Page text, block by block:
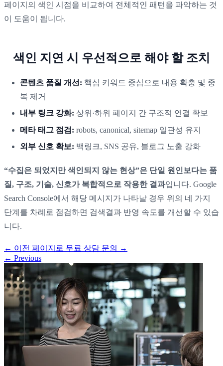
페이지의 색인 시점을 비교하여 전체적인 패턴을 파악하는 것
이 도움이 됩니다.
색인 지연 시 우선적으로 해야 할 조치
콘텐츠 품질 개선: 핵심 키워드 중심으로 내용 확충 및 중
복 제거
내부 링크 강화: 상위·하위 페이지 간 구조적 연결 확보
메타 태그 점검: robots, canonical, sitemap 일관성 유지
외부 신호 확보: 백링크, SNS 공유, 블로그 노출 강화
“수집은 되었지만 색인되지 않는 현상”은 단일 원인보다는 품
질, 구조, 기술, 신호가 복합적으로 작용한 결과입니다. Google
Search Console에서 해당 메시지가 나타날 경우 위의 네 가지
단계를 차례로 점검하면 검색결과 반영 속도를 개선할 수 있습
니다.
← 이전 페이지로 무료 상담 문의
→
← Previous